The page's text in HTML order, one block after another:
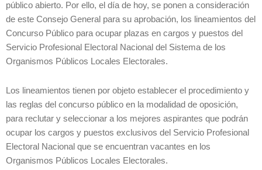
público abierto. Por ello, el día de hoy, se ponen a consideración
de este Consejo General para su aprobación, los lineamientos del
Concurso Público para ocupar plazas en cargos y puestos del
Servicio Profesional Electoral Nacional del Sistema de los
Organismos Públicos Locales Electorales.
Los lineamientos tienen por objeto establecer el procedimiento y
las reglas del concurso público en la modalidad de oposición,
para reclutar y seleccionar a los mejores aspirantes que podrán
ocupar los cargos y puestos exclusivos del Servicio Profesional
Electoral Nacional que se encuentran vacantes en los
Organismos Públicos Locales Electorales.